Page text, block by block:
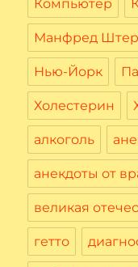
Компьютер
Манфред
Нью-Йорк
Холестерин
алкоголь
анекдоты от
великая
гетто